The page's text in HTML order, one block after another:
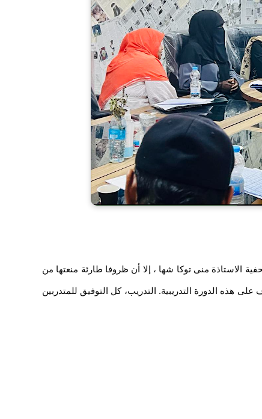
الاستاذة منى توكا شها ، إلا أن ظروفا طارئة منعتها من
هذه الدورة التدريبية. التدريب، كل التوفيق للمتدربين